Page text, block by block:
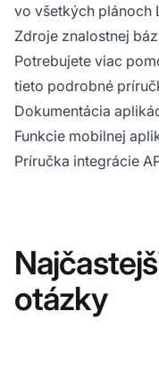
vo všetkých plánoch
Zdroje znalostnej
Potrebujete viac
tieto podrobné
Dokumentácia
Funkcie mobilnej
Príručka integrácie
otázky